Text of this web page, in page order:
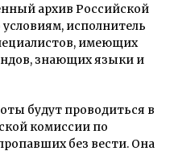
архив Российской
исполнитель
имеющих
знающих языки и
будут проводиться в
комиссии по
без вести. Она